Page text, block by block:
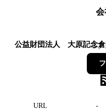
公益財団法人 大原記念
3フ
URL
-